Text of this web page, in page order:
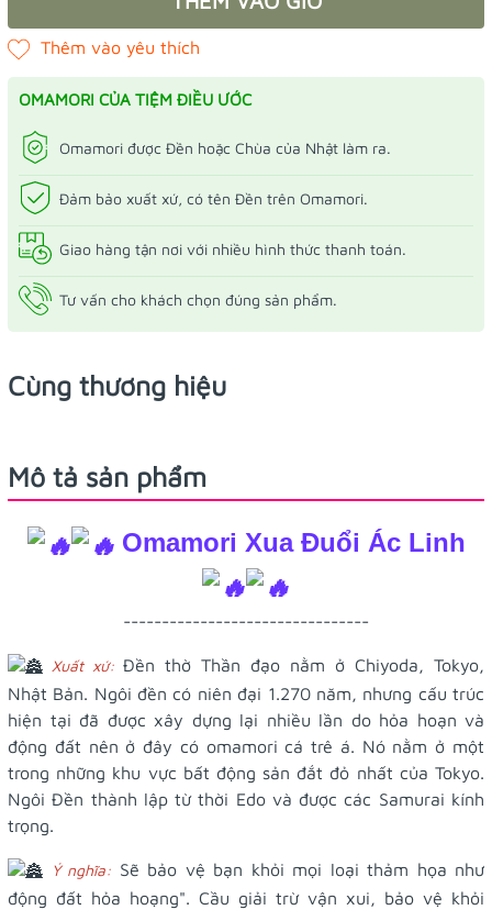
OMAMORI CỦA TIỆM ĐIỀU ƯỚC
Omamori được Đền hoặc Chùa của Nhật làm ra.
Đảm bảo xuất xứ, có tên Đền trên Omamori.
Giao hàng tận nơi với nhiều hình thức thanh toán.
Tư vấn cho khách chọn đúng sản phẩm.
Cùng thương hiệu
Mô tả sản phẩm
Omamori Xua Đuổi Ác Linh
--------------------------------
Xuất xứ: Đền thờ Thần đạo nằm ở Chiyoda, Tokyo,
Nhật Bản. Ngôi đền có niên đại 1.270 năm, nhưng cấu trúc
hiện tại đã được xây dựng lại nhiều lần do hỏa hoạn và
động đất nên ở đây có omamori cá trê á. Nó nằm ở một
trong những khu vực bất động sản đắt đỏ nhất của Tokyo.
Ngôi Đền thành lập từ thời Edo và được các Samurai kính
trọng.
Ý nghĩa: Sẽ bảo vệ bạn khỏi mọi loại thảm họa như
động đất hỏa hoạng". Cầu giải trừ vận xui, bảo vệ khỏi